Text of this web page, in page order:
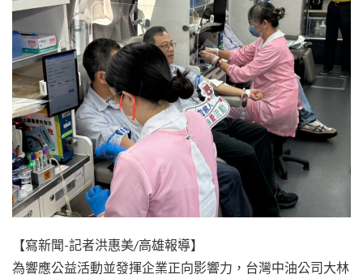
【寫新聞-記者洪惠美/高雄報導】
為響應公益活動並發揮企業正向影響力，台灣中油公司大林